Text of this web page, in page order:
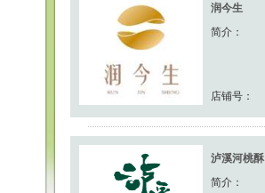
润今生
简介：
店铺号：
泸溪河桃酥
简介：